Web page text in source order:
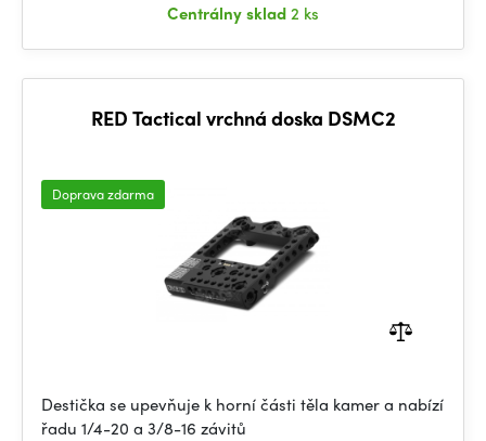
Centrálny sklad2 ks
RED Tactical vrchná doska DSMC2
Doprava zdarma
Destička se upevňuje k horní části těla kamer a nabízí
řadu 1/4-20 a 3/8-16 závitů